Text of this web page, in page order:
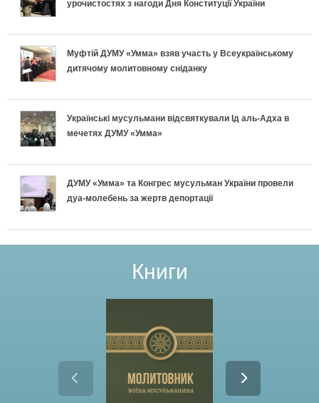
урочистостях з нагоди Дня Конституції України
Муфтій ДУМУ «Умма» взяв участь у Всеукраїнському
дитячому молитовному сніданку
Українські мусульмани відсвяткували Ід аль-Адха в
мечетях ДУМУ «Умма»
ДУМУ «Умма» та Конгрес мусульман України провели
дуа-молебень за жертв депортації
Книги